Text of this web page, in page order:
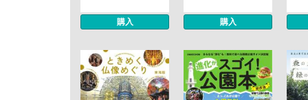
購入 購入